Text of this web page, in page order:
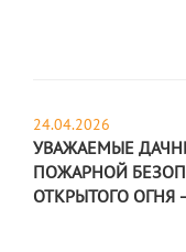
24.04.2026
УВАЖАЕМЫЕ
ПОЖАРНОЙ
ОТКРЫТОГО ОГНЯ